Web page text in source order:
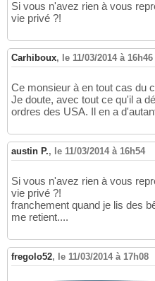
Si vous n'avez rien à vous
vie privé ?!
Carhiboux, le 11/03/2014 à 16h46
Ce monsieur à en tout cas du
Je doute, avec tout ce qu'il a
ordres des USA. Il en a
austin P., le 11/03/2014 à 16h54
Si vous n'avez rien à vous
vie privé ?!
franchement quand je lis des
me retient....
fregolo52, le 11/03/2014 à 17h08